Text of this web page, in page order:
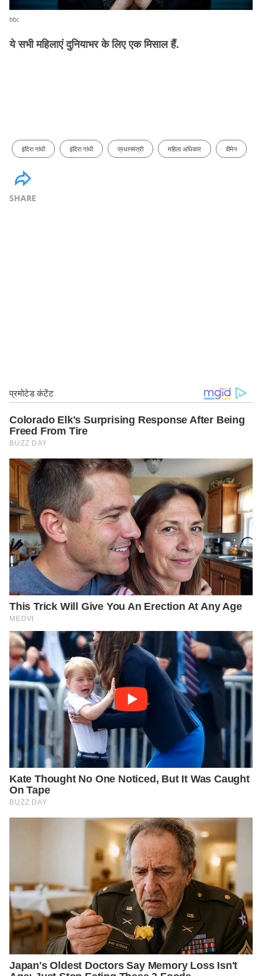
bbc
ये सभी महिलाएं दुनियाभर के लिए एक मिसाल हैं.
इंदिरा गांधी इंदिरा गांधी प्रधानमंत्री महिला अधिकार वीमेन
SHARE